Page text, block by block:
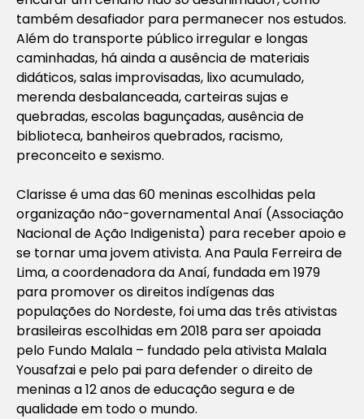
também desafiador para permanecer nos estudos.
Além do transporte público irregular e longas
caminhadas, há ainda a ausência de materiais
didáticos, salas improvisadas, lixo acumulado,
merenda desbalanceada, carteiras sujas e
quebradas, escolas bagunçadas, ausência de
biblioteca, banheiros quebrados, racismo,
preconceito e sexismo.
Clarisse é uma das 60 meninas escolhidas pela
organização não-governamental Anaí (Associação
Nacional de Ação Indigenista) para receber apoio e
se tornar uma jovem ativista. Ana Paula Ferreira de
Lima, a coordenadora da Anaí, fundada em 1979
para promover os direitos indígenas das
populações do Nordeste, foi uma das três ativistas
brasileiras escolhidas em 2018 para ser apoiada
pelo Fundo Malala – fundado pela ativista Malala
Yousafzai e pelo pai para defender o direito de
meninas a 12 anos de educação segura e de
qualidade em todo o mundo.